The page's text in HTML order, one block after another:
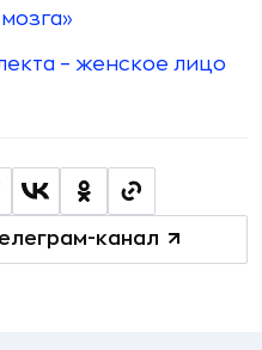
– женское лицо
канал